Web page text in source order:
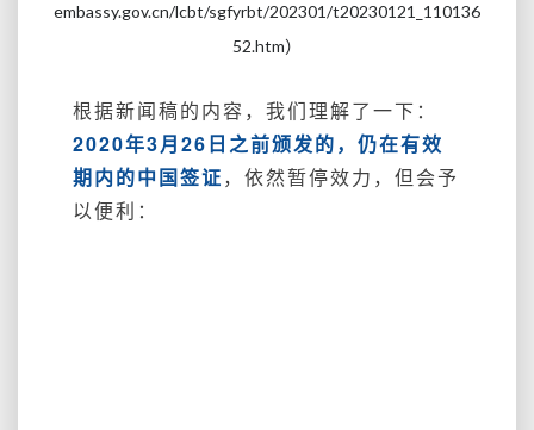
embassy.gov.cn/lcbt/sgfyrbt/202301/t20230121_110136
52.htm）
根据新闻稿的内容，我们理解了一下：
2020年3月26日之前颁发的，仍在有效
期内的中国签证，依然暂停效力，但会予
以便利：